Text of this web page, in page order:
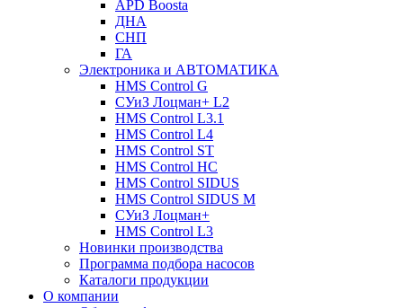
APD Boosta
ДНА
СНП
ГА
Электроника и АВТОМАТИКА
HMS Control G
СУиЗ Лоцман+ L2
HMS Control L3.1
HMS Control L4
HMS Control ST
HMS Control HC
HMS Control SIDUS
HMS Control SIDUS M
СУиЗ Лоцман+
HMS Control L3
Новинки производства
Программа подбора насосов
Каталоги продукции
О компании